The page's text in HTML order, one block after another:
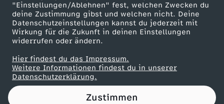
"Einstellungen/Ablehnen" fest, welchen Zwecken du
deine Zustimmung gibst und welchen nicht. Deine
Datenschutzeinstellungen kannst du jederzeit mit
Wirkung für die Zukunft in deinen Einstellungen
widerrufen oder ändern.
Hier findest du das Impressum.
Weitere Informationen findest du in unserer
Datenschutzerklärung.
Zustimmen
i
e
r
d
Partner